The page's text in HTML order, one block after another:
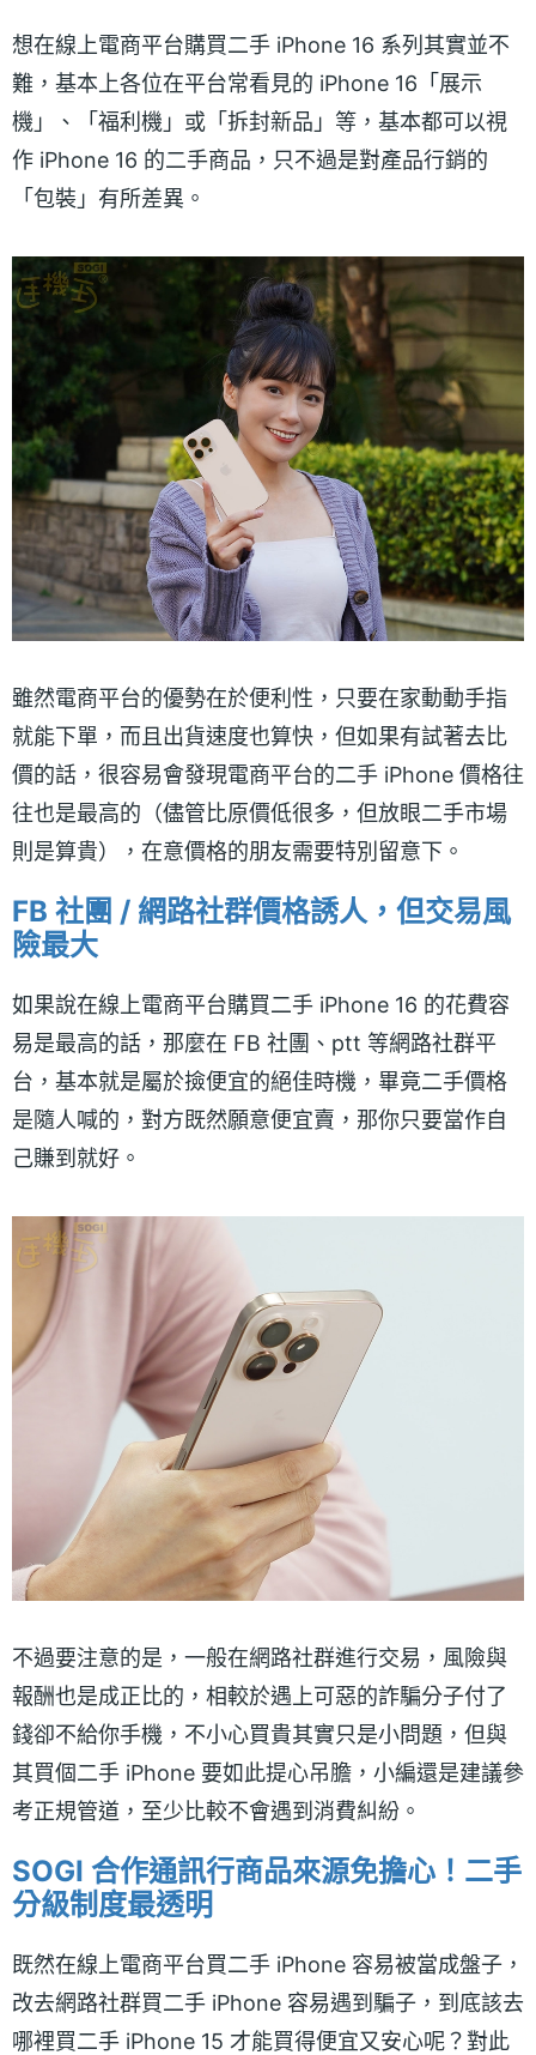
想在線上電商平台購買二手 iPhone 16 系列其實並不
難，基本上各位在平台常看見的 iPhone 16「展示
機」、「福利機」或「拆封新品」等，基本都可以視
作 iPhone 16 的二手商品，只不過是對產品行銷的
「包裝」有所差異。
雖然電商平台的優勢在於便利性，只要在家動動手指
就能下單，而且出貨速度也算快，但如果有試著去比
價的話，很容易會發現電商平台的二手 iPhone 價格往
往也是最高的（儘管比原價低很多，但放眼二手市場
則是算貴），在意價格的朋友需要特別留意下。
FB 社團 / 網路社群價格誘人，但交易風
險最大
如果說在線上電商平台購買二手 iPhone 16 的花費容
易是最高的話，那麼在 FB 社團、ptt 等網路社群平
台，基本就是屬於撿便宜的絕佳時機，畢竟二手價格
是隨人喊的，對方既然願意便宜賣，那你只要當作自
己賺到就好。
不過要注意的是，一般在網路社群進行交易，風險與
報酬也是成正比的，相較於遇上可惡的詐騙分子付了
錢卻不給你手機，不小心買貴其實只是小問題，但與
其買個二手 iPhone 要如此提心吊膽，小編還是建議參
考正規管道，至少比較不會遇到消費糾紛。
SOGI 合作通訊行商品來源免擔心！二手
分級制度最透明
既然在線上電商平台買二手 iPhone 容易被當成盤子，
改去網路社群買二手 iPhone 容易遇到騙子，到底該去
哪裡買二手 iPhone 15 才能買得便宜又安心呢？對此